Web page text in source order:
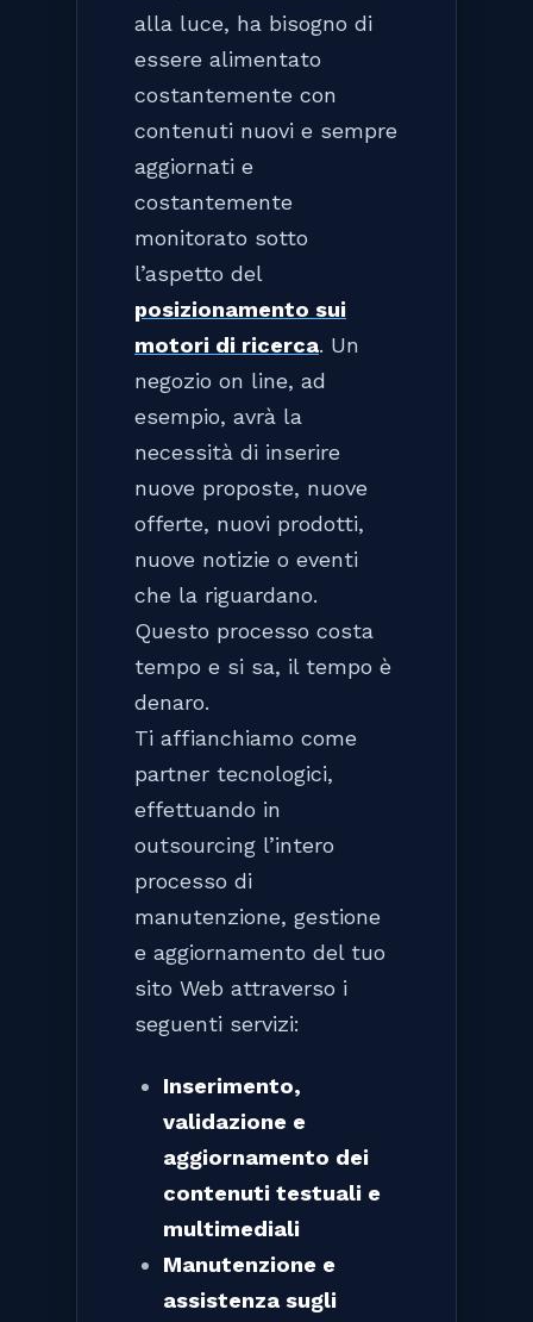
alla luce, ha bisogno di
essere alimentato
costantemente con
contenuti nuovi e sempre
aggiornati e
costantemente
monitorato sotto
l’aspetto del
posizionamento sui
motori di ricerca. Un
negozio on line, ad
esempio, avrà la
necessità di inserire
nuove proposte, nuove
offerte, nuovi prodotti,
nuove notizie o eventi
che la riguardano.
Questo processo costa
tempo e si sa, il tempo è
denaro.
Ti affianchiamo come
partner tecnologici,
effettuando in
outsourcing l’intero
processo di
manutenzione, gestione
e aggiornamento del tuo
sito Web attraverso i
seguenti servizi:
Inserimento,
validazione e
aggiornamento dei
contenuti testuali e
multimediali
Manutenzione e
assistenza sugli